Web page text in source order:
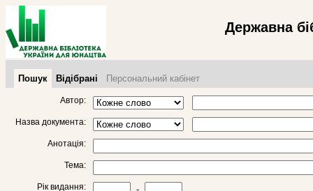
Державна
Пошук Відібрані Персональний кабінет
Автор:
Назва документа:
Анотація:
Тема:
Рік видання: